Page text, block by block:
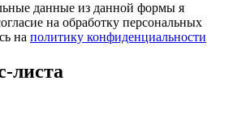
данные из данной формы я
на обработку персональных
на политику конфиденциальности
листа